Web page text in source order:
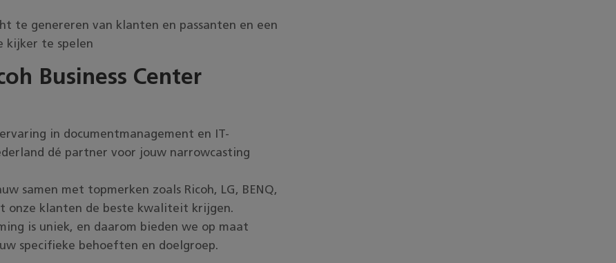
te genereren van klanten en passanten en een
kijker te spelen
Business Center
in documentmanagement en IT-
dé partner voor jouw narrowcasting
samen met topmerken zoals Ricoh, LG, BENQ,
onze klanten de beste kwaliteit krijgen.
is uniek, en daarom bieden we op maat
specifieke behoeften en doelgroep.